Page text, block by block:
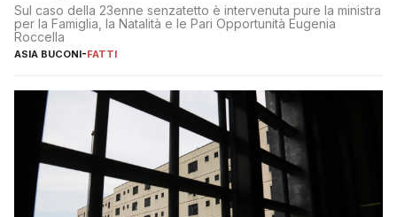
Sul caso della 23enne senzatetto è intervenuta pure la ministra
per la Famiglia, la Natalità e le Pari Opportunità Eugenia
Roccella
ASIA BUCONI-FATTI